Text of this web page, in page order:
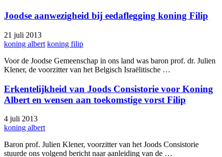
Joodse aanwezigheid bij eedaflegging koning Filip
21 juli 2013
koning albert koning filip
Voor de Joodse Gemeenschap in ons land was baron prof. dr. Julien
Klener, de voorzitter van het Belgisch Israëlitische …
Erkentelijkheid van Joods Consistorie voor Koning
Albert en wensen aan toekomstige vorst Filip
4 juli 2013
koning albert
Baron prof. Julien Klener, voorzitter van het Joods Consistorie
stuurde ons volgend bericht naar aanleiding van de …